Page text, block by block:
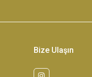
Bize Ulaşın